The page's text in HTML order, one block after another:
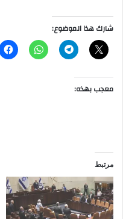
شارك هذا الموضوع:
معجب بهذه:
مرتبط